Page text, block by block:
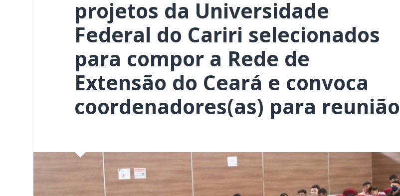
projetos da Universidade
Federal do Cariri selecionados
para compor a Rede de
Extensão do Ceará e convoca
coordenadores(as) para reunião